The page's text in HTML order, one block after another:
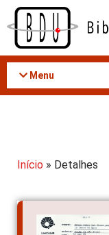
Acessar
conteúdo
Menu
Início » Detalhes